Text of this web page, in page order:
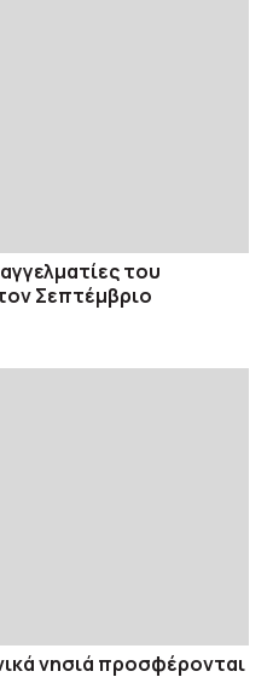
του
Σεπτέμβριο
νησιά προσφέρονται